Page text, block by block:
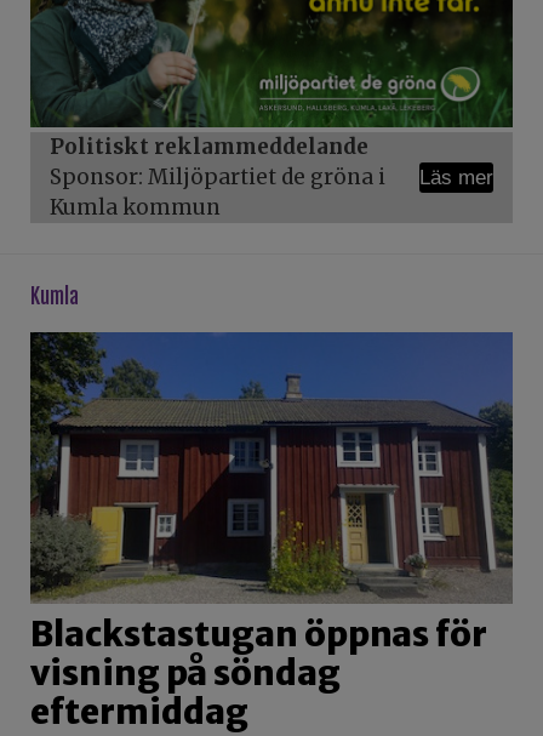
Politiskt reklammeddelande
Sponsor: Miljöpartiet de gröna i
Kumla kommun
Läs mer
kumla
Blackstastugan öppnas för
visning på söndag
eftermiddag